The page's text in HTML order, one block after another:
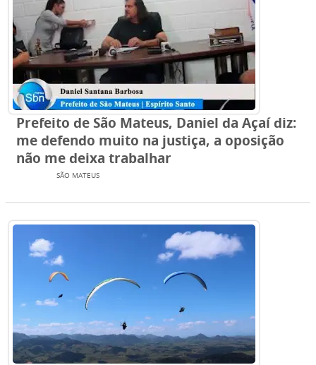
Prefeito de São Mateus, Daniel da Açaí diz:
me defendo muito na justiça, a oposição
não me deixa trabalhar
SÃO MATEUS